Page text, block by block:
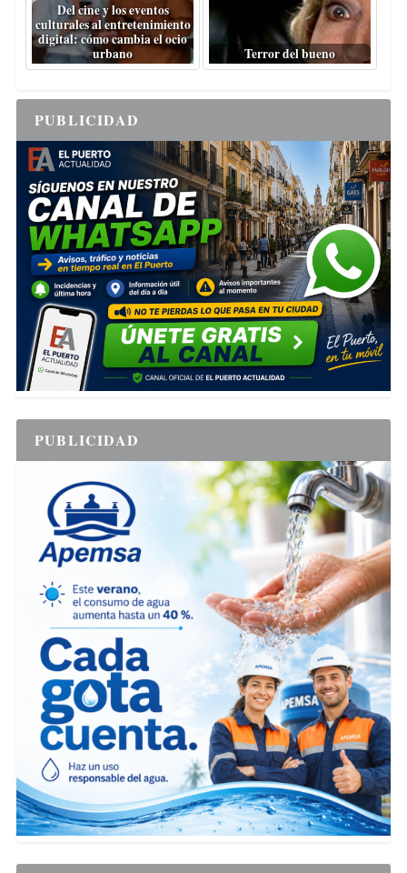
Del cine y los eventos
culturales al entretenimiento
digital: cómo cambia el ocio
urbano
Terror del bueno
PUBLICIDAD
PUBLICIDAD